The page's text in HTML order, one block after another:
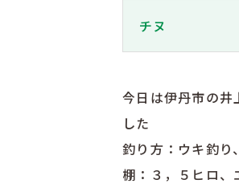
チヌ
今日は伊丹市の井
した
釣り方：ウキ釣り
棚：３，５ヒロ